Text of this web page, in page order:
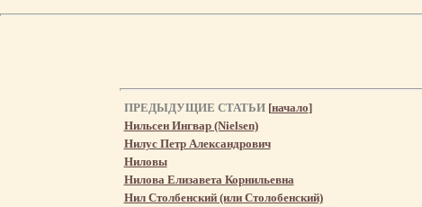
ПРЕДЫДУЩИЕ СТАТЬИ [начало]
Нильсен Ингвар (Nielsen)
Нилус Петр Александрович
Ниловы
Нилова Елизавета Корнильевна
Нил Столбенский (или Столобенский)